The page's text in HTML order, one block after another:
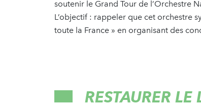
soutenir le Grand Tour de l’Orchestre
L’objectif : rappeler que cet orchestre
toute la France » en organisant des
RESTAURER